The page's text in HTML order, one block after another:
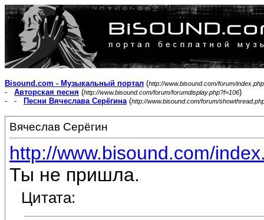
Bisound.com - Музыкальный портал (http://www.bisound.com/forum/index.php
- Авторская песня (http://www.bisound.com/forum/forumdisplay.php?f=106)
- -
Песни Вячеслава Серёгина(http://www.bisound.com/forum/
Вячеслав Серёгин
http://www.bisound.com/
Ты не пришла.
Цитата: